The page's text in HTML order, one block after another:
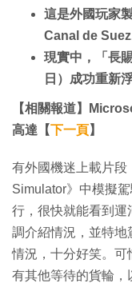
這是外國玩家
Canal de Suez.
現實中，「長
日）成功重新
【相關報道】
高達【下一頁】
有外國機迷上載片段
Simulator》中模擬
行，很快就能看到運
調介紹情況，並特地
情況，十分好笑。可
有其他等待的貨輪，